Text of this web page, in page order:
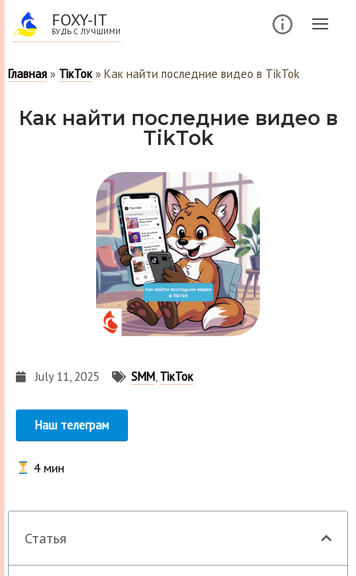
FOXY-IT
БУДЬ С ЛУЧШИМИ
Главная » ТікТок» Как найти последние видео в TikTok
Как найти последние видео в
TikTok
July 11, 2025 SMM, ТікТок
Наш телеграм
4 мин
Статья